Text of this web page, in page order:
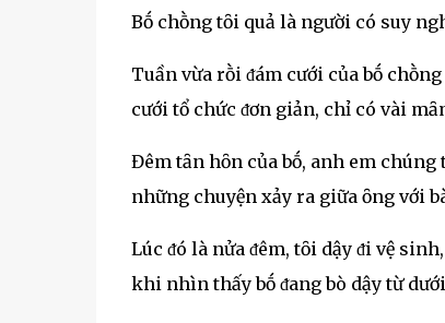
Bṓ chṑng tȏi quả là người có suy
Tuần vừa rṑi ᵭám cưới của bṓ
cưới tổ chức ᵭơn giản, chỉ có vài
Đêm tȃn hȏn của bṓ, anh em
những chuyện xảy ra giữa ȏng với
Lúc ᵭó là nửa ᵭêm, tȏi dậy ᵭi vệ
khi nhìn thấy bṓ ᵭang bò dậy từ